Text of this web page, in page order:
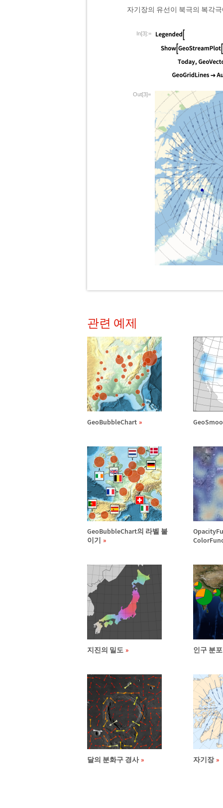
자기장의 유선이 북극의 복각
In[3]:=
Out[3]=
관련 예제
GeoBubbleChart
GeoBubbleChart의 라벨 붙
이기
지진의 밀도 인구 분포
달의 분화구 경사 자기장